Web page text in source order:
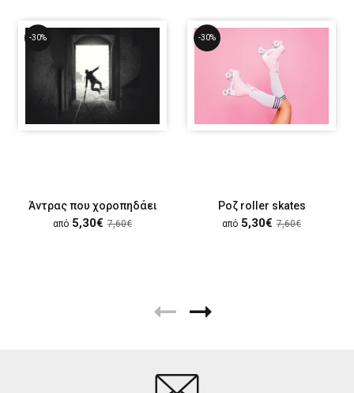
-30%
Άντρας που χοροπηδάει
από 5,30€ 7,60€
-30%
Ροζ roller skates
από 5,30€ 7,60€